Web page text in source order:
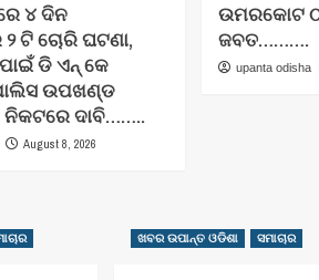
୪ ଦିନ
ଟି ଚୋରି ଘଟଣା,
ଡି ଏନ୍ କେ
ଉପଖଣ୍ଡ
ନିକଟରେ ଦାବି……..
August 8, 2026
ଉମରକୋଟ
ଜବତ……….
upanta odisha
ଖବର ଉପାନ୍ତ ଓଡିଶା ସମାଚାର